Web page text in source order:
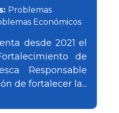
Problemas
Económicos
desde 2021 el
de
Responsable
de fortalecer la...